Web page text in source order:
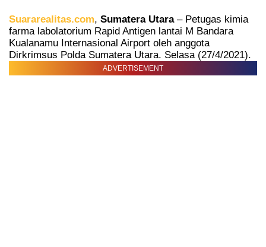
Suararealitas.com, Sumatera Utara– Petugas kimia
farma labolatorium Rapid Antigen lantai M Bandara
Kualanamu Internasional Airport oleh anggota
Dirkrimsus Polda Sumatera Utara. Selasa (27/4/2021).
ADVERTISEMENT